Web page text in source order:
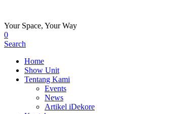
Your Space, Your Way
0
Search
Home
Show Unit
Tentang Kami
Events
News
Artikel iDekore